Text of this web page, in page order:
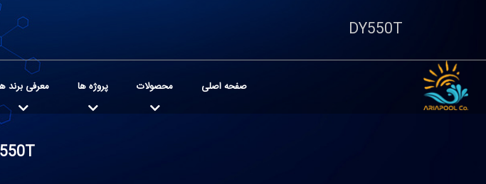
DY550T
صفحه اصلی محصولات پروژه ها معرفی برند